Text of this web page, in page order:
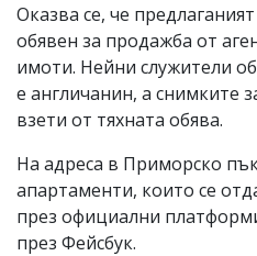
Оказва се, че
обявен за продажба от
имоти. Нейни служители
е англичанин, а снимките
взети от тяхната обява.
На адреса в Приморско
апартаменти, които се
през официални
през Фейсбук.